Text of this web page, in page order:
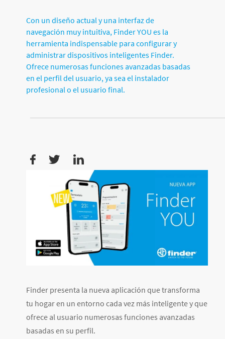
Con un diseño actual y una interfaz de
navegación muy intuitiva, Finder YOU es la
herramienta indispensable para configurar y
administrar dispositivos inteligentes Finder.
Ofrece numerosas funciones avanzadas basadas
en el perfil del usuario, ya sea el instalador
profesional o el usuario final.
Finder presenta la nueva aplicación que transforma
tu hogar en un entorno cada vez más inteligente y que
ofrece al usuario numerosas funciones avanzadas
basadas en su perfil.